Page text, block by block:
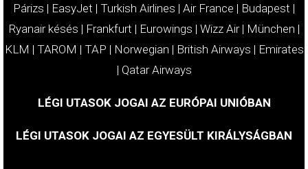
Párizs | EasyJet | Turkish Airlines | Air France | Budapest |
Ryanair késés | Frankfurt | Eurowings | Wizz Air| München |
KLM | TAROM | TAP | Norwegian | British Airways | Emirates
| Qatar Airways
LÉGI UTASOK JOGAI AZ EURÓPAI UNIÓBAN
LÉGI UTASOK JOGAI AZ EGYESÜLT KIRÁLYSÁGBAN